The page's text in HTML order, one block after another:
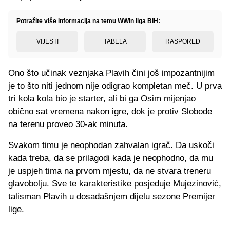
Potražite više informacija na temu WWin liga BiH:
VIJESTI TABELA RASPORED
Ono što učinak veznjaka Plavih čini još impozantnijim
je to što niti jednom nije odigrao kompletan meč. U prva
tri kola kola bio je starter, ali bi ga Osim mijenjao
obično sat vremena nakon igre, dok je protiv Slobode
na terenu proveo 30-ak minuta.
Svakom timu je neophodan zahvalan igrač. Da uskoči
kada treba, da se prilagodi kada je neophodno, da mu
je uspjeh tima na prvom mjestu, da ne stvara treneru
glavobolju. Sve te karakteristike posjeduje Mujezinović,
talisman Plavih u dosadašnjem dijelu sezone Premijer
lige.